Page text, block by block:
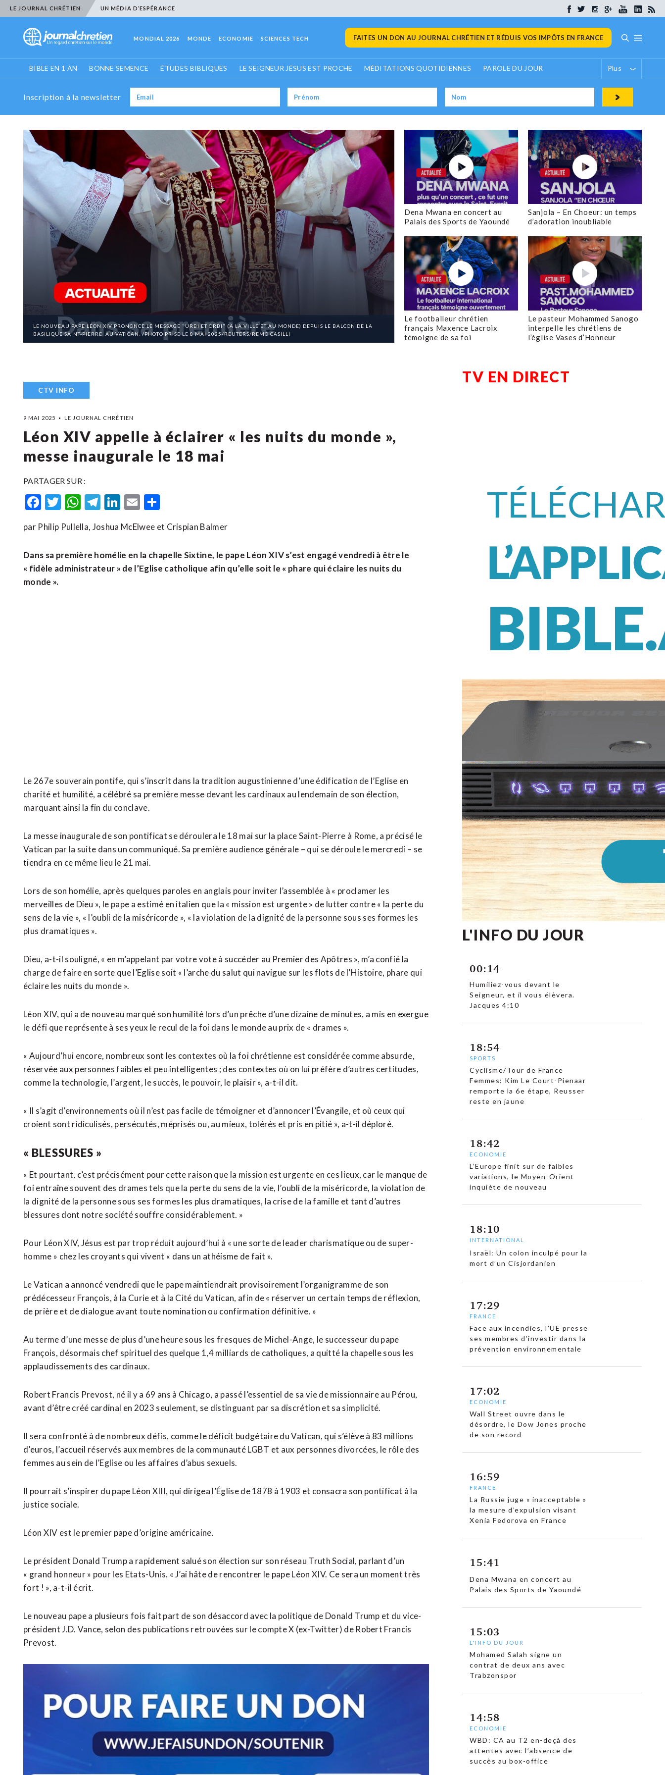
LE JOURNAL CHRÉTIEN UN MÉDIA D’ESPÉRANCE
MONDIAL 2026 MONDE ECONOMIE SCIENCES TECH FAITES UN DON AU JOURNAL CHRÉTIEN ET RÉDUIS VOS IMPÔTS EN FRANCE
BIBLE EN 1 AN BONNE SEMENCE ÉTUDES BIBLIQUES LE SEIGNEUR JÉSUS EST PROCHE MÉDITATIONS QUOTIDIENNES PAROLE DU JOUR Plus
Inscription à la newsletter
LE NOUVEAU PAPE LÉON XIV PRONONCE LE MESSAGE "URBI ET ORBI" (À LA VILLE ET AU MONDE) DEPUIS LE BALCON DE LA
BASILIQUE SAINT-PIERRE, AU VATICAN. /PHOTO PRISE LE 8 MAI 2025/REUTERS/REMO CASILLI
Dena Mwana en concert au
Palais des Sports de Yaoundé
Sanjola – En Choeur: un temps
d’adoration inoubliable
Le footballeur chrétien
français Maxence Lacroix
témoigne de sa foi
Le pasteur Mohammed Sanogo
interpelle les chrétiens de
l’église Vases d’Honneur
CTV INFO
9 MAI 2025 LE JOURNAL CHRÉTIEN
Léon XIV appelle à éclairer « les nuits du monde »,
messe inaugurale le 18 mai
PARTAGER SUR :
Facebook
Twitter
WhatsApp
Telegram
LinkedIn
Email
par Philip Pullella, Joshua McElwee et Crispian Balmer
Dans sa première homélie en la chapelle Sixtine, le pape Léon XIV s’est engagé vendredi à être le
« fidèle administrateur » de l’Eglise catholique afin qu’elle soit le « phare qui éclaire les nuits du
monde ».
Le 267e souverain pontife, qui s’inscrit dans la tradition augustinienne d’une édification de l’Eglise en
charité et humilité, a célébré sa première messe devant les cardinaux au lendemain de son élection,
marquant ainsi la fin du conclave.
La messe inaugurale de son pontificat se déroulera le 18 mai sur la place Saint-Pierre à Rome, a précisé le
Vatican par la suite dans un communiqué. Sa première audience générale – qui se déroule le mercredi – se
tiendra en ce même lieu le 21 mai.
Lors de son homélie, après quelques paroles en anglais pour inviter l’assemblée à « proclamer les
merveilles de Dieu », le pape a estimé en italien que la « mission est urgente » de lutter contre « la perte du
sens de la vie », « l’oubli de la miséricorde », « la violation de la dignité de la personne sous ses formes les
plus dramatiques ».
Dieu, a-t-il souligné, « en m’appelant par votre vote à succéder au Premier des Apôtres », m’a confié la
charge de faire en sorte que l’Eglise soit « l’arche du salut qui navigue sur les flots de l’Histoire, phare qui
éclaire les nuits du monde ».
Léon XIV, qui a de nouveau marqué son humilité lors d’un prêche d’une dizaine de minutes, a mis en exergue
le défi que représente à ses yeux le recul de la foi dans le monde au prix de « drames ».
« Aujourd’hui encore, nombreux sont les contextes où la foi chrétienne est considérée comme absurde,
réservée aux personnes faibles et peu intelligentes ; des contextes où on lui préfère d’autres certitudes,
comme la technologie, l’argent, le succès, le pouvoir, le plaisir », a-t-il dit.
« Il s’agit d’environnements où il n’est pas facile de témoigner et d’annoncer l’Évangile, et où ceux qui
croient sont ridiculisés, persécutés, méprisés ou, au mieux, tolérés et pris en pitié », a-t-il déploré.
« BLESSURES »
« Et pourtant, c’est précisément pour cette raison que la mission est urgente en ces lieux, car le manque de
foi entraîne souvent des drames tels que la perte du sens de la vie, l’oubli de la miséricorde, la violation de
la dignité de la personne sous ses formes les plus dramatiques, la crise de la famille et tant d’autres
blessures dont notre société souffre considérablement. »
Pour Léon XIV, Jésus est par trop réduit aujourd’hui à « une sorte de leader charismatique ou de super-
homme » chez les croyants qui vivent « dans un athéisme de fait ».
Le Vatican a annoncé vendredi que le pape maintiendrait provisoirement l’organigramme de son
prédécesseur François, à la Curie et à la Cité du Vatican, afin de « réserver un certain temps de réflexion,
de prière et de dialogue avant toute nomination ou confirmation définitive. »
Au terme d’une messe de plus d’une heure sous les fresques de Michel-Ange, le successeur du pape
François, désormais chef spirituel des quelque 1,4 milliards de catholiques, a quitté la chapelle sous les
applaudissements des cardinaux.
Robert Francis Prevost, né il y a 69 ans à Chicago, a passé l’essentiel de sa vie de missionnaire au Pérou,
avant d’être créé cardinal en 2023 seulement, se distinguant par sa discrétion et sa simplicité.
Il sera confronté à de nombreux défis, comme le déficit budgétaire du Vatican, qui s’élève à 83 millions
d’euros, l’accueil réservés aux membres de la communauté LGBT et aux personnes divorcées, le rôle des
femmes au sein de l’Eglise ou les affaires d’abus sexuels.
Il pourrait s’inspirer du pape Léon XIII, qui dirigea l’Église de 1878 à 1903 et consacra son pontificat à la
justice sociale.
Léon XIV est le premier pape d’origine américaine.
Le président Donald Trump a rapidement salué son élection sur son réseau Truth Social, parlant d’un
« grand honneur » pour les Etats-Unis. « J’ai hâte de rencontrer le pape Léon XIV. Ce sera un moment très
fort ! », a-t-il écrit.
Le nouveau pape a plusieurs fois fait part de son désaccord avec la politique de Donald Trump et du vice-
président J.D. Vance, selon des publications retrouvées sur le compte X (ex-Twitter) de Robert Francis
Prevost.
TV EN DIRECT
L'INFO DU JOUR
00:14
Humiliez-vous devant le
Seigneur, et il vous élèvera.
Jacques 4:10
18:54
SPORTS
Cyclisme/Tour de France
Femmes: Kim Le Court-Pienaar
remporte la 6e étape, Reusser
reste en jaune
18:42
ECONOMIE
L’Europe finit sur de faibles
variations, le Moyen-Orient
inquiète de nouveau
18:10
INTERNATIONAL
Israël: Un colon inculpé pour la
mort d’un Cisjordanien
17:29
FRANCE
Face aux incendies, l’UE presse
ses membres d’investir dans la
prévention environnementale
17:02
ECONOMIE
Wall Street ouvre dans le
désordre, le Dow Jones proche
de son record
16:59
FRANCE
La Russie juge « inacceptable »
la mesure d’expulsion visant
Xenia Fedorova en France
15:41
Dena Mwana en concert au
Palais des Sports de Yaoundé
15:03
L'INFO DU JOUR
Mohamed Salah signe un
contrat de deux ans avec
Trabzonspor
14:58
ECONOMIE
WBD: CA au T2 en-deçà des
attentes avec l’absence de
succès au box-office